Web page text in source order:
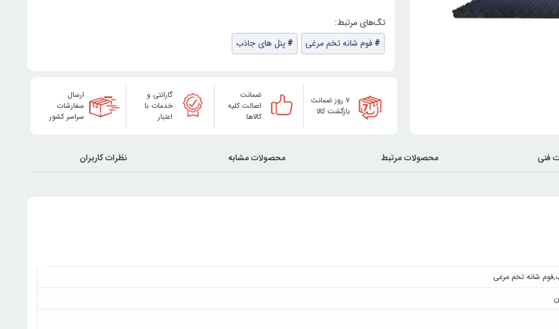
فوم شانه تخم مرغی پنل های جاذب
۷ روز ضمانت
بازگشت کالا
ضمانت
اصالت کلیه
کالاها
گارانتی و
خدمات با
اعتبار
ارسال
سفارشات
سراسر کشور
فنی محصولات مرتبط محصولات مشابه نظرات کاربران
,فوم شانه تخم مرغی